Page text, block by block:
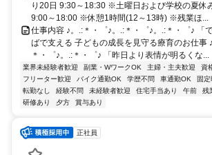
り20日 9:30～18:30 ※土曜日および学校の夏休
9:00～18:00 ※休憩1時間(12～13時) ※残業ほ...
仕事内容 ♪。.:＊・゜♪。.:＊・゜♪。.:＊・゜♪ 「
ばで支える 子どもの成長を見守る療育のお仕事
＊・゜♪。.:＊・゜♪ 「昨日より表情が明るくな...
業界未経験者歓迎 副業・WワークOK 主婦・主夫歓迎
資
フリーター歓迎
バイク通勤OK 学歴不問 車通勤OK 固定
転勤なし
経験不問 未経験者歓迎 住宅手当あり 午前 残
研修あり
夕方 賞与あり
正社員